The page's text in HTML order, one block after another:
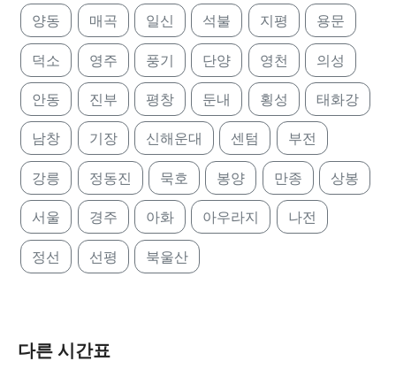
양동 매곡 일신 석불 지평 용문
덕소 영주 풍기 단양 영천 의성
안동 진부 평창 둔내 횡성 태화강
남창 기장 신해운대 센텀 부전
강릉 정동진 묵호 봉양 만종 상봉
서울 경주 아화 아우라지 나전
정선 선평 북울산
다른 시간표